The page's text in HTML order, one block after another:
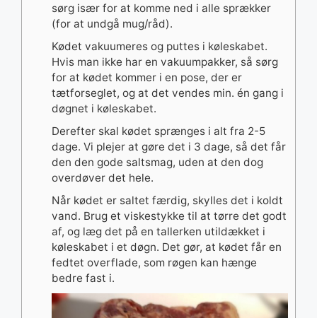
sørg især for at komme ned i alle sprækker
(for at undgå mug/råd).
Kødet vakuumeres og puttes i køleskabet.
Hvis man ikke har en vakuumpakker, så sørg
for at kødet kommer i en pose, der er
tætforseglet, og at det vendes min. én gang i
døgnet i køleskabet.
Derefter skal kødet sprænges i alt fra 2-5
dage. Vi plejer at gøre det i 3 dage, så det får
den den gode saltsmag, uden at den dog
overdøver det hele.
Når kødet er saltet færdig, skylles det i koldt
vand. Brug et viskestykke til at tørre det godt
af, og læg det på en tallerken utildækket i
køleskabet i et døgn. Det gør, at kødet får en
fedtet overflade, som røgen kan hænge
bedre fast i.